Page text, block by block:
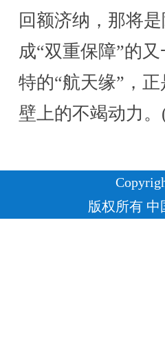
回额济纳，那将
成“双重保障”的
特的“航天缘”，
壁上的不竭动力
版权所有 中